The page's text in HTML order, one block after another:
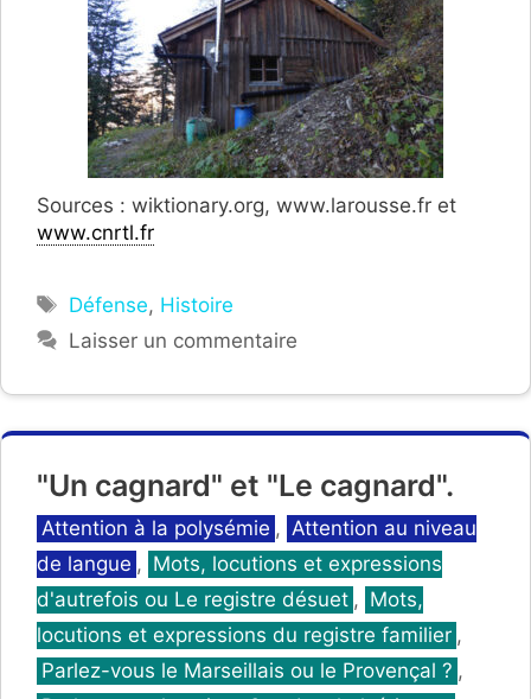
Sources : wiktionary.org, www.larousse.fr et
www.cnrtl.fr
Étiquettes
Défense, Histoire
Laisser un commentaire
"Un cagnard" et "Le cagnard".
Catégories
Attention à la polysémie , Attention au niveau
de langue , Mots, locutions et expressions
d'autrefois ou Le registre désuet , Mots,
locutions et expressions du registre familier ,
Parlez-vous le Marseillais ou le Provençal ? ,